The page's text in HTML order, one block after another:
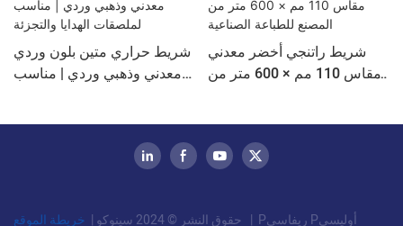
شريط حراري متين بلون وردي
معدني وذهبي وردي | مناسب
شريط راتنجي أخضر معدني
مقاس 110 مم × 600 متر من
حقوق النشر © 2024 سينوكو | | Pريفاسي Pأوليسي